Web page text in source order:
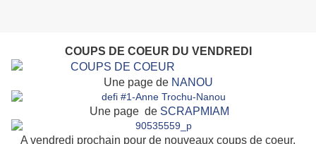
COUPS DE COEUR DU VENDREDI
Une page de NANOU
Une page de SCRAPMIAM
A vendredi prochain pour de nouveaux coups de coeur.